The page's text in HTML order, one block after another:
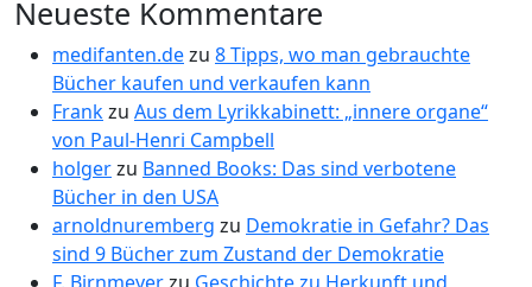
Neueste Kommentare
medifanten.dezu 8 Tipps, wo man gebrauchte
Bücher kaufen und verkaufen kann
Frankzu Aus dem Lyrikkabinett: „innere organe“
von Paul-Henri Campbell
holgerzu Banned Books: Das sind verbotene
Bücher in den USA
arnoldnuremberg zu Demokratie in Gefahr? Das
sind 9 Bücher zum Zustand der Demokratie